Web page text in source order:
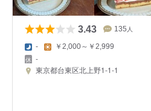
3.43 135 人
- ￥2,000～￥2,999
-
東京都台東区北上野1-1-1